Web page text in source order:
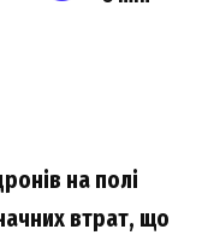
на полі
втрат, що